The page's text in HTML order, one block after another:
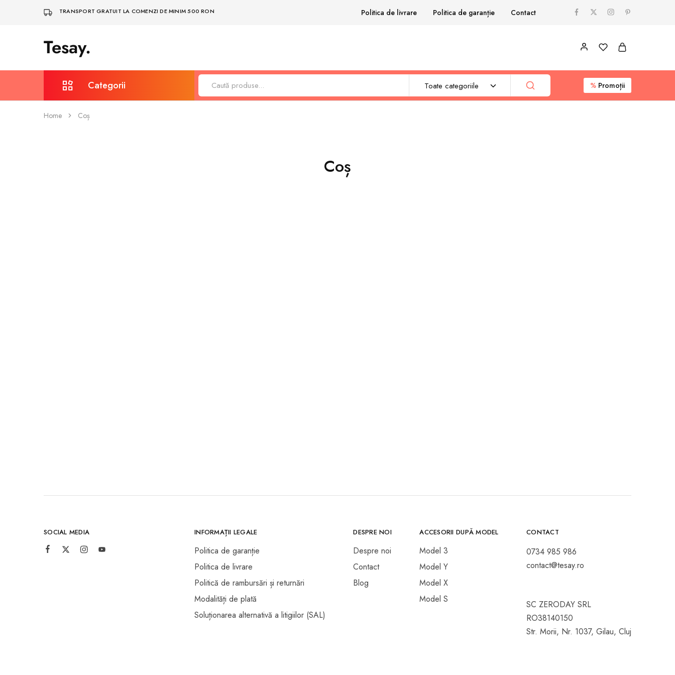
TRANSPORT GRATUIT LA COMENZI DE MINIM 500 RON Politica de livrare Politica de garanție Contact
Tesay.
Tesay
Premium Categorii
Protecție și întreținere
Toate categoriile % Promoții
Home Coș
Coș
SOCIAL MEDIA INFORMAȚII LEGALE
Politica de garanție
Politica de livrare
Politică de rambursări și returnări
Modalități de plată
Soluționarea alternativă a litigiilor (SAL)
DESPRE NOI
Despre noi
Contact
Blog
ACCESORII DUPĂ MODEL
Model 3
Model Y
Model X
Model S
CONTACT
0734 985 986
contact@tesay.ro
SC ZERODAY SRL
RO38140150
Str. Morii, Nr. 1037, Gilau, Cluj